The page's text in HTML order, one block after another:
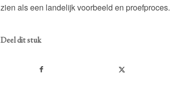
zien als een landelijk voorbeeld en proefproces.
Deel dit stuk